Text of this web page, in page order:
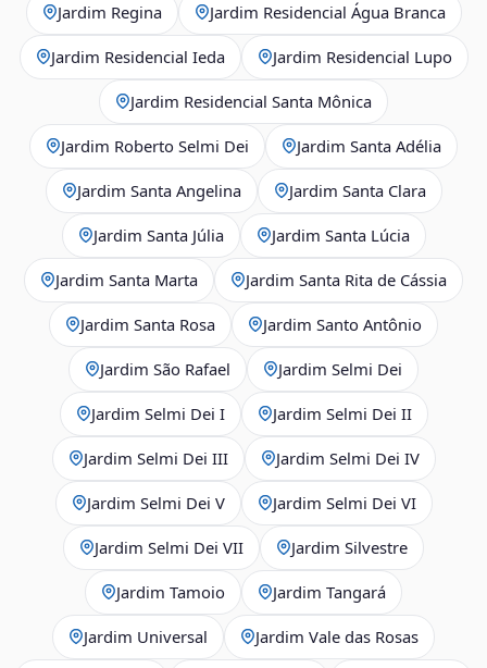
Jardim Regina Jardim Residencial Água Branca
Jardim Residencial Ieda Jardim Residencial Lupo
Jardim Residencial Santa Mônica
Jardim Roberto Selmi Dei Jardim Santa Adélia
Jardim Santa Angelina Jardim Santa Clara
Jardim Santa Júlia Jardim Santa Lúcia
Jardim Santa Marta Jardim Santa Rita de Cássia
Jardim Santa Rosa Jardim Santo Antônio
Jardim São Rafael Jardim Selmi Dei
Jardim Selmi Dei I Jardim Selmi Dei II
Jardim Selmi Dei III Jardim Selmi Dei IV
Jardim Selmi Dei V Jardim Selmi Dei VI
Jardim Selmi Dei VII Jardim Silvestre
Jardim Tamoio Jardim Tangará
Jardim Universal Jardim Vale das Rosas